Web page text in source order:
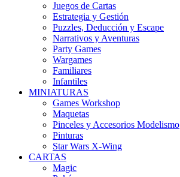
Juegos de Cartas
Estrategia y Gestión
Puzzles, Deducción y Escape
Narrativos y Aventuras
Party Games
Wargames
Familiares
Infantiles
MINIATURAS
Games Workshop
Maquetas
Pinceles y Accesorios Modelismo
Pinturas
Star Wars X-Wing
CARTAS
Magic